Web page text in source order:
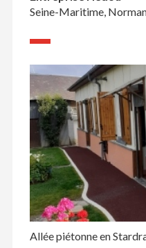
Seine-Maritime,
Allée piétonne en